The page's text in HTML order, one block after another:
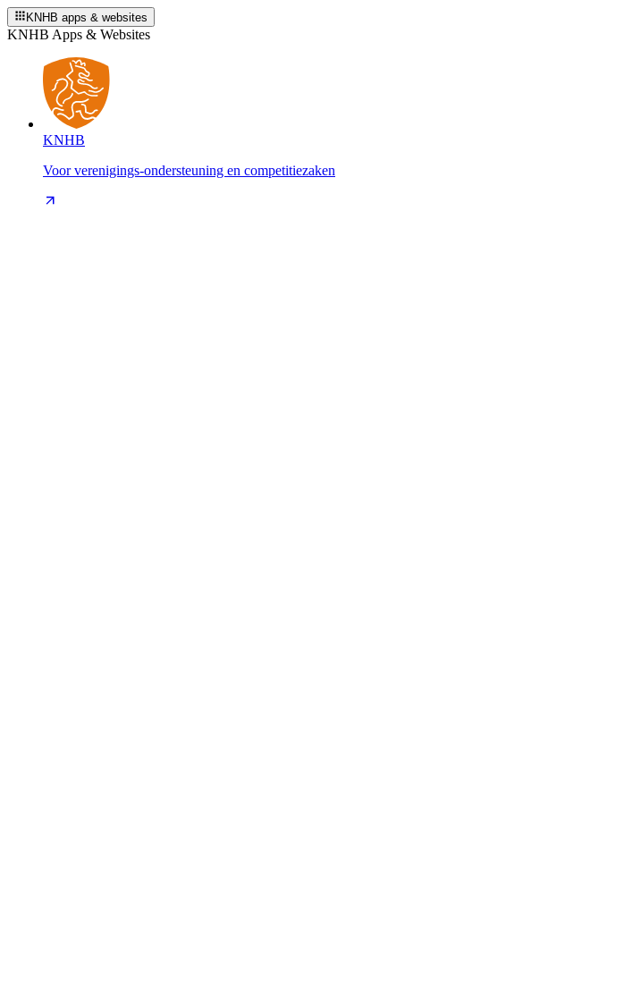
KNHB apps & websites
KNHB Apps & Websites
KNHB
Voor verenigings-ondersteuning en competitiezaken